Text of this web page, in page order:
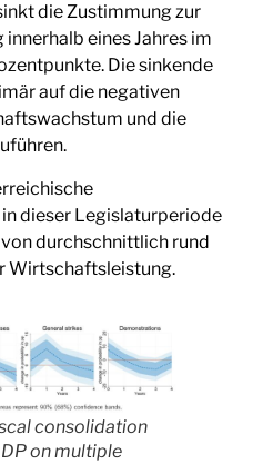
die Zustimmung zur
eines Jahres im
Die sinkende
auf die negativen
und die
dieser Legislaturperiode
durchschnittlich rund
Wirtschaftsleistung.
consolidation
on multiple